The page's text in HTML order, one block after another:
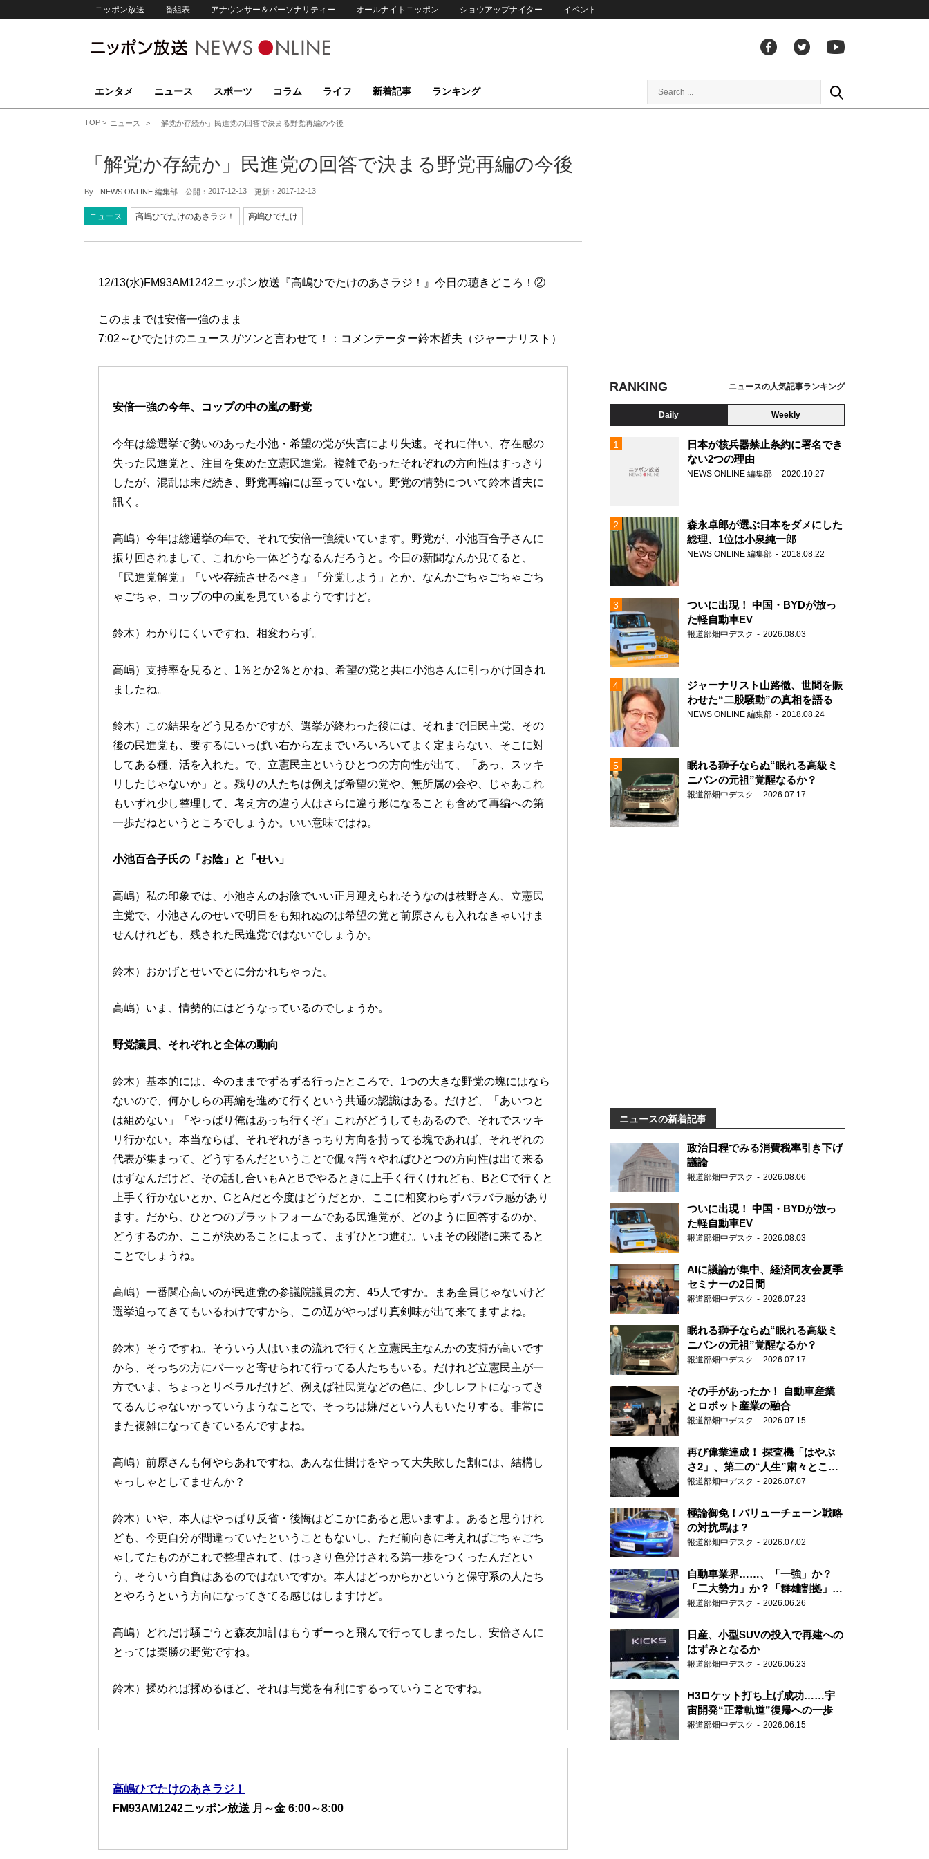
ニッポン放送 番組表 アナウンサー＆パーソナリティー オールナイトニッポン ショウアップナイター イベント
エンタメ ニュース スポーツ コラム ライフ 新着記事 ランキング
TOP ニュース 「解党か存続か」民進党の回答で決まる野党再編の今後
「解党か存続か」民進党の回答で決まる野党再編の今後
By - NEWS ONLINE 編集部 公開： 2017-12-13 更新： 2017-12-13
ニュース 高嶋ひでたけのあさラジ！ 高嶋ひでたけ
12/13(水)FM93AM1242ニッポン放送『高嶋ひでたけのあさラジ！』今日の聴きどころ！②
このままでは安倍一強のまま
7:02～ひでたけのニュースガツンと言わせて！：コメンテーター鈴木哲夫（ジャーナリスト）
安倍一強の今年、コップの中の嵐の野党
今年は総選挙で勢いのあった小池・希望の党が失言により失速。それに伴い、存在感の
失った民進党と、注目を集めた立憲民進党。複雑であったそれぞれの方向性はすっきり
したが、混乱は未だ続き、野党再編には至っていない。野党の情勢について鈴木哲夫に
訊く。
高嶋）今年は総選挙の年で、それで安倍一強続いています。野党が、小池百合子さんに
振り回されまして、これから一体どうなるんだろうと。今日の新聞なんか見てると、
「民進党解党」「いや存続させるべき」「分党しよう」とか、なんかごちゃごちゃごち
ゃごちゃ、コップの中の嵐を見ているようですけど。
鈴木）わかりにくいですね、相変わらず。
高嶋）支持率を見ると、1％とか2％とかね、希望の党と共に小池さんに引っかけ回され
ましたね。
鈴木）この結果をどう見るかですが、選挙が終わった後には、それまで旧民主党、その
後の民進党も、要するにいっぱい右から左までいろいろいてよく定まらない、そこに対
してある種、活を入れた。で、立憲民主というひとつの方向性が出て、「あっ、スッキ
リしたじゃないか」と。残りの人たちは例えば希望の党や、無所属の会や、じゃあこれ
もいずれ少し整理して、考え方の違う人はさらに違う形になることも含めて再編への第
一歩だねというところでしょうか。いい意味ではね。
小池百合子氏の「お陰」と「せい」
高嶋）私の印象では、小池さんのお陰でいい正月迎えられそうなのは枝野さん、立憲民
主党で、小池さんのせいで明日をも知れぬのは希望の党と前原さんも入れなきゃいけま
せんけれども、残された民進党ではないでしょうか。
鈴木）おかげとせいでとに分かれちゃった。
高嶋）いま、情勢的にはどうなっているのでしょうか。
野党議員、それぞれと全体の動向
鈴木）基本的には、今のままでずるずる行ったところで、1つの大きな野党の塊にはなら
ないので、何かしらの再編を進めて行くという共通の認識はある。だけど、「あいつと
は組めない」「やっぱり俺はあっち行くぞ」これがどうしてもあるので、それでスッキ
リ行かない。本当ならば、それぞれがきっちり方向を持ってる塊であれば、それぞれの
代表が集まって、どうするんだということで侃々諤々やればひとつの方向性は出て来る
はずなんだけど、その話し合いもAとBでやるときに上手く行くけれども、BとCで行くと
上手く行かないとか、CとAだと今度はどうだとか、ここに相変わらずバラバラ感があり
ます。だから、ひとつのプラットフォームである民進党が、どのように回答するのか、
どうするのか、ここが決めることによって、まずひとつ進む。いまその段階に来てると
ことでしょうね。
高嶋）一番関心高いのが民進党の参議院議員の方、45人ですか。まあ全員じゃないけど
選挙迫ってきてもいるわけですから、この辺がやっぱり真剣味が出て来てますよね。
鈴木）そうですね。そういう人はいまの流れで行くと立憲民主なんかの支持が高いです
から、そっちの方にバーッと寄せられて行ってる人たちもいる。だけれど立憲民主が一
方でいま、ちょっとリベラルだけど、例えば社民党などの色に、少しレフトになってき
てるんじゃないかっていうようなことで、そっちは嫌だという人もいたりする。非常に
また複雑になってきているんですよね。
高嶋）前原さんも何やらあれですね、あんな仕掛けをやって大失敗した割には、結構し
ゃっしゃとしてませんか？
鈴木）いや、本人はやっぱり反省・後悔はどこかにあると思いますよ。あると思うけれ
ども、今更自分が間違っていたということもないし、ただ前向きに考えればごちゃごち
ゃしてたものがこれで整理されて、はっきり色分けされる第一歩をつくったんだとい
う、そういう自負はあるのではないですか。本人はどっからかというと保守系の人たち
とやろうという方向になってきてる感じはしますけど。
高嶋）どれだけ騒ごうと森友加計はもうずーっと飛んで行ってしまったし、安倍さんに
とっては楽勝の野党ですね。
鈴木）揉めれば揉めるほど、それは与党を有利にするっていうことですね。
高嶋ひでたけのあさラジ！
FM93AM1242ニッポン放送 月～金 6:00～8:00
RANKING ニュースの人気記事ランキング
Daily Weekly
日本が核兵器禁止条約に署名でき
ない2つの理由
NEWS ONLINE 編集部 2020.10.27
森永卓郎が選ぶ日本をダメにした
総理、1位は小泉純一郎
NEWS ONLINE 編集部 2018.08.22
ついに出現！ 中国・BYDが放っ
た軽自動車EV
報道部畑中デスク 2026.08.03
ジャーナリスト山路徹、世間を賑
わせた“二股騒動”の真相を語る
NEWS ONLINE 編集部 2018.08.24
眠れる獅子ならぬ“眠れる高級ミ
ニバンの元祖”覚醒なるか？
報道部畑中デスク 2026.07.17
ニュースの新着記事
政治日程でみる消費税率引き下げ
議論
報道部畑中デスク 2026.08.06
ついに出現！ 中国・BYDが放っ
た軽自動車EV
報道部畑中デスク 2026.08.03
AIに議論が集中、経済同友会夏季
セミナーの2日間
報道部畑中デスク 2026.07.23
眠れる獅子ならぬ“眠れる高級ミ
ニバンの元祖”覚醒なるか？
報道部畑中デスク 2026.07.17
その手があったか！ 自動車産業
とロボット産業の融合
報道部畑中デスク 2026.07.15
再び偉業達成！ 探査機「はやぶ
さ2」、第二の“人生”粛々とこな
す
報道部畑中デスク 2026.07.07
極論御免！バリューチェーン戦略
の対抗馬は？
報道部畑中デスク 2026.07.02
自動車業界……、「一強」か？
「二大勢力」か？「群雄割拠」
か？
報道部畑中デスク 2026.06.26
日産、小型SUVの投入で再建への
はずみとなるか
報道部畑中デスク 2026.06.23
H3ロケット打ち上げ成功……宇
宙開発“正常軌道”復帰への一歩
報道部畑中デスク 2026.06.15